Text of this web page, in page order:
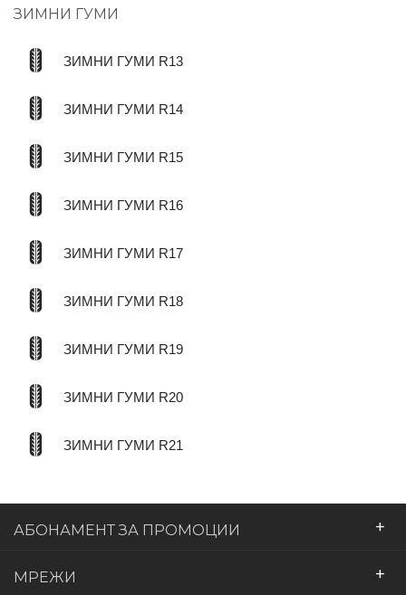
ЗИМНИ ГУМИ
ЗИМНИ ГУМИ R13
ЗИМНИ ГУМИ R14
ЗИМНИ ГУМИ R15
ЗИМНИ ГУМИ R16
ЗИМНИ ГУМИ R17
ЗИМНИ ГУМИ R18
ЗИМНИ ГУМИ R19
ЗИМНИ ГУМИ R20
ЗИМНИ ГУМИ R21
АБОНАМЕНТ ЗА ПРОМОЦИИ +
МРЕЖИ +